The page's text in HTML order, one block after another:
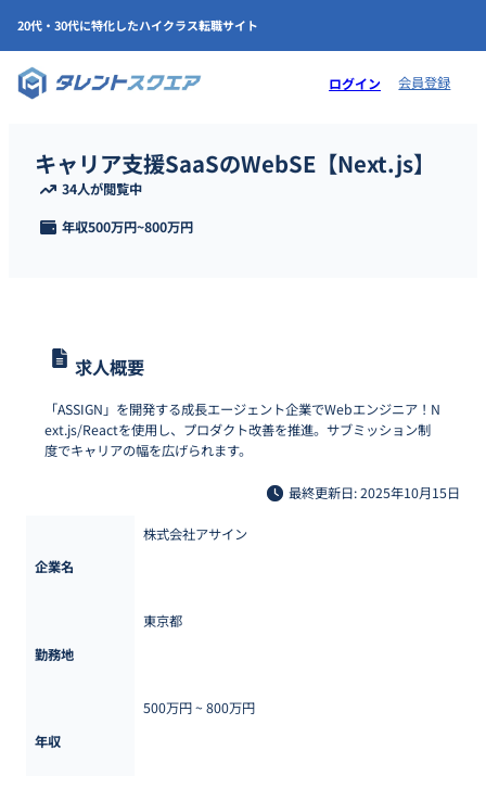
20代・30代に特化したハイクラス転職サイト
ログイン 会員登録
キャリア支援SaaSのWebSE【Next.js】
34人が閲覧中
年収500万円~800万円
求人概要
「ASSIGN」を開発する成長エージェント企業でWebエンジニア！N
ext.js/Reactを使用し、プロダクト改善を推進。サブミッション制
度でキャリアの幅を広げられます。
最終更新日: 2025年10月15日
企業名
株式会社アサイン
勤務地
東京都
年収
500万円 ~ 800万円